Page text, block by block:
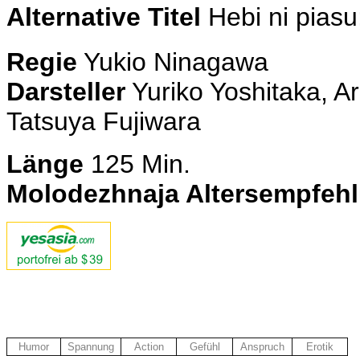
Alternative Titel Hebi ni
Regie Yukio Ninagawa
Darsteller Yuriko Yoshitaka,
Tatsuya Fujiwara
Länge 125 Min.
Molodezhnaja
Humor Spannung Action Gefühl Anspruch
Erotik